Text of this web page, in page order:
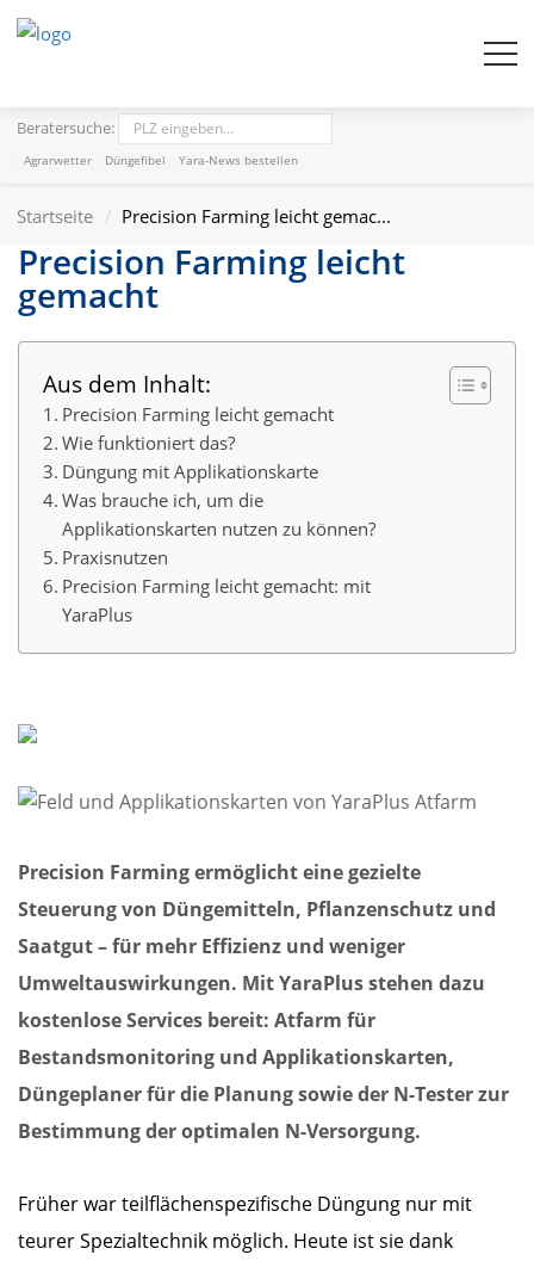
Beratersuche:
Agrarwetter Düngefibel Yara-News bestellen
Startseite Precision Farming leicht gemac...
Precision Farming leicht
gemacht
Aus dem Inhalt:
Precision Farming leicht gemacht
Wie funktioniert das?
Düngung mit Applikationskarte
Was brauche ich, um die
Applikationskarten nutzen zu können?
Praxisnutzen
Precision Farming leicht gemacht: mit
YaraPlus
Precision Farming ermöglicht eine gezielte
Steuerung von Düngemitteln, Pflanzenschutz und
Saatgut – für mehr Effizienz und weniger
Umweltauswirkungen. Mit YaraPlus stehen dazu
kostenlose Services bereit: Atfarm für
Bestandsmonitoring und Applikationskarten,
Düngeplaner für die Planung sowie der N-Tester zur
Bestimmung der optimalen N-Versorgung.
Früher war teilflächenspezifische Düngung nur mit
teurer Spezialtechnik möglich. Heute ist sie dank